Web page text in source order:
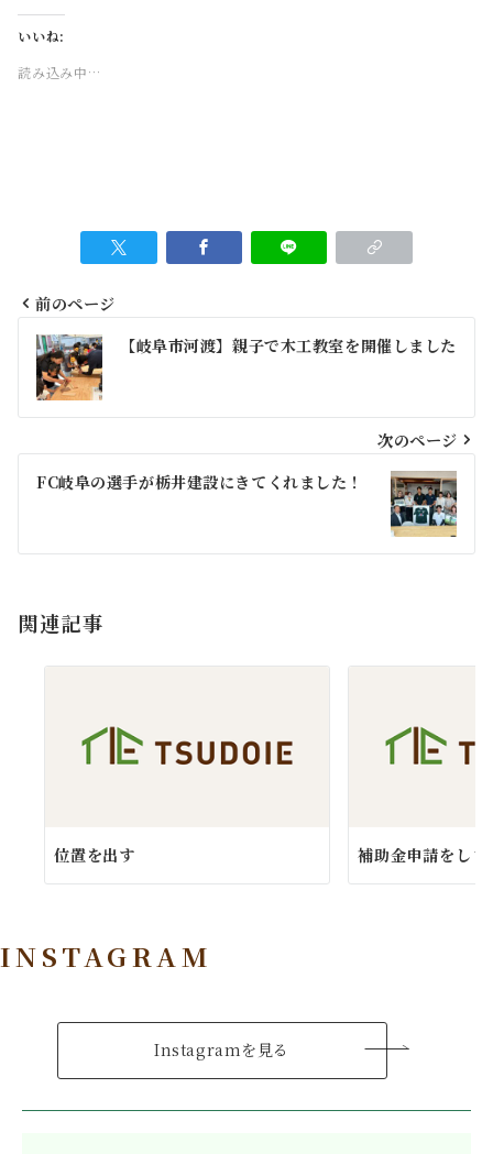
いいね:
読み込み中…
投
稿
ナ
ビ
ゲ
シ
ン
前のページ
【岐阜市河渡】親子で木工教室を開催しました
次のページ
FC岐阜の選手が栃井建設にきてくれました！
関連記事
位置を出す 補助金申請をし
INSTAGRAM
Instagramを見る